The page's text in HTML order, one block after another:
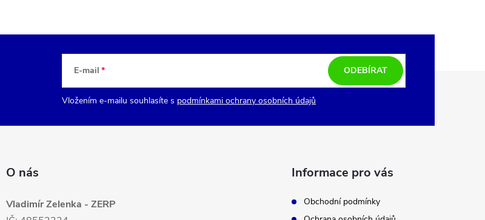
E-mail
Vložením e-mailu souhlasíte s podmínkami ochrany osobních údajů
ODEBÍRAT
O nás
Vladimír Zelenka - ZERP
Informace pro vás
Obchodní podmínky